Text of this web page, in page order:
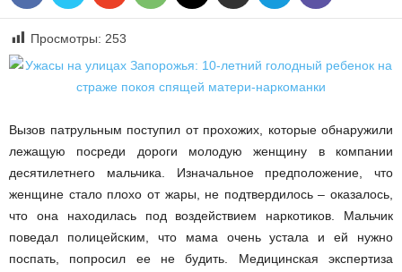
Просмотры: 253
Вызов патрульным поступил от прохожих, которые обнаружили
лежащую посреди дороги молодую женщину в компании
десятилетнего мальчика. Изначальное предположение, что
женщине стало плохо от жары, не подтвердилось – оказалось,
что она находилась под воздействием наркотиков. Мальчик
поведал полицейским, что мама очень устала и ей нужно
поспать, попросил ее не будить. Медицинская экспертиза